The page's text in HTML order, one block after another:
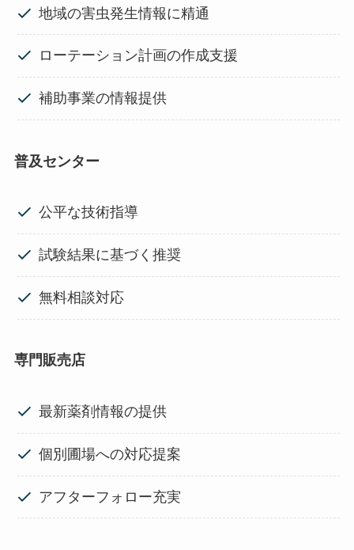
地域の害虫発生情報に精通
ローテーション計画の作成支援
補助事業の情報提供
普及センター
公平な技術指導
試験結果に基づく推奨
無料相談対応
専門販売店
最新薬剤情報の提供
個別圃場への対応提案
アフターフォロー充実